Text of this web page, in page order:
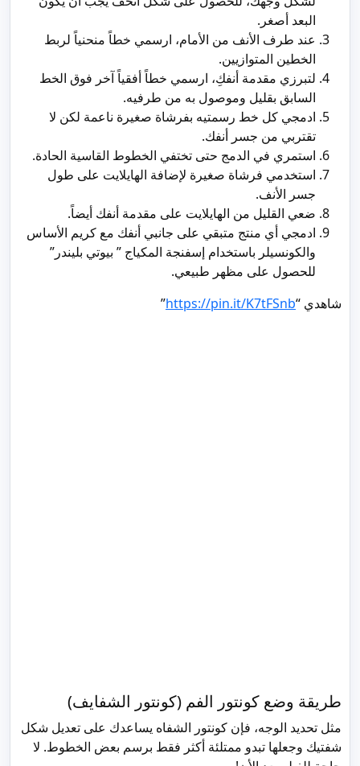
البعد أصغر.
عند طرف الأنف من الأمام، ارسمي خطاً منحنياً لربط
الخطين المتوازيين.
لتبرزي مقدمة أنفكِ، ارسمي خطاً أفقياً آخر فوق الخط
السابق بقليل وموصول به من طرفيه.
ادمجي كل خط رسمتيه بفرشاة صغيرة ناعمة لكن لا
تقتربي من جسر أنفك.
استمري في الدمج حتى تختفي الخطوط القاسية الحادة.
استخدمي فرشاة صغيرة لإضافة الهايلايت على طول
جسر الأنف.
ضعي القليل من الهايلايت على مقدمة أنفك أيضاً.
ادمجي أي منتج متبقي على جانبي أنفك مع كريم الأساس
والكونسيلر باستخدام إسفنجة المكياج ” بيوتي بليندر”
للحصول على مظهر طبيعي.
شاهدي “https://pin.it/K7tFSnb
”
طريقة وضع كونتور الفم (كونتور الشفايف)
مثل تحديد الوجه، فإن كونتور الشفاه يساعدك على تعديل شكل
شفتيك وجعلها تبدو ممتلئة أكثر فقط برسم بعض الخطوط. لا